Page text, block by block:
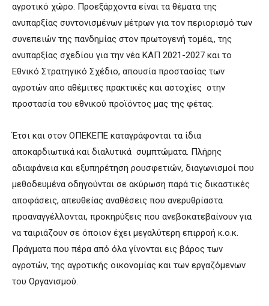
αγροτικό χώρο. Προεξάρχοντα είναι τα θέματα της
ανυπαρξίας συντονισμένων μέτρων για τον περιορισμό των
συνεπειών της πανδημίας στον πρωτογενή τομέα,, της
ανυπαρξίας σχεδίου για την νέα ΚΑΠ 2021-2027 και το
Εθνικό Στρατηγικό Σχέδιο, απουσία προστασίας των
αγροτών απο αθέμιτες πρακτικές και αστοχίες στην
προστασία του εθνικού προϊόντος μας της φέτας.
Έτσι και στον ΟΠΕΚΕΠΕ καταγράφονται τα ίδια
αποκαρδιωτικά και διαλυτικά συμπτώματα. Πλήρης
αδιαφάνεια και εξυπηρέτηση ρουσφετιών, διαγωνισμοί που
μεθοδευμένα οδηγούνται σε ακύρωση παρά τις δικαστικές
αποφάσεις, απευθείας αναθέσεις που ανερυθρίαστα
προαναγγέλλονται, προκηρύξεις που ανεβοκατεβαίνουν για
να ταιριάζουν σε όποιον έχει μεγαλύτερη επιρροή κ.ο.κ.
Πράγματα που πέρα από όλα γίνονται εις βάρος των
αγροτών, της αγροτικής οικονομίας και των εργαζόμενων
του Οργανισμού.